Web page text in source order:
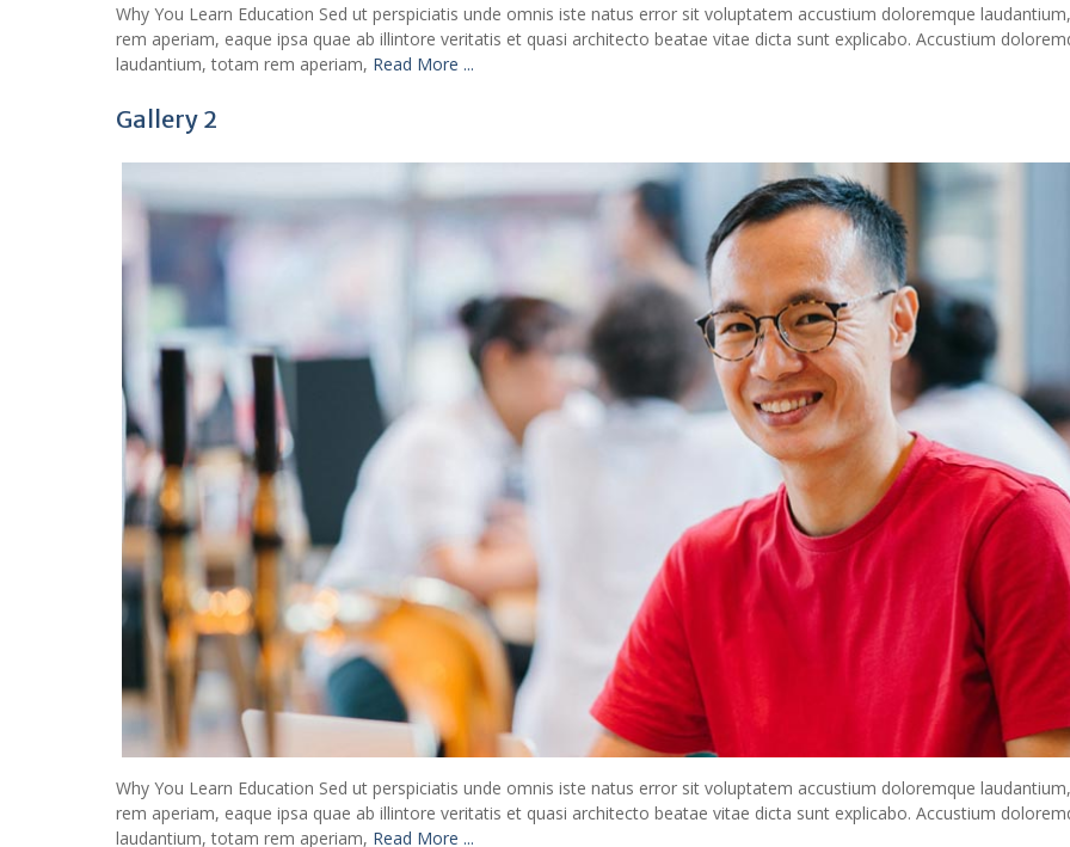
Why You Learn Education Sed ut perspiciatis unde omnis iste natus error sit voluptatem accustium doloremque
rem aperiam, eaque ipsa quae ab illintore veritatis et quasi architecto beatae vitae dicta sunt explicabo. Accustium
laudantium, totam rem aperiam, Read More ...
Gallery 2
Why You Learn Education Sed ut perspiciatis unde omnis iste natus error sit voluptatem accustium doloremque
rem aperiam, eaque ipsa quae ab illintore veritatis et quasi architecto beatae vitae dicta sunt explicabo. Accustium
laudantium, totam rem aperiam, Read More ...